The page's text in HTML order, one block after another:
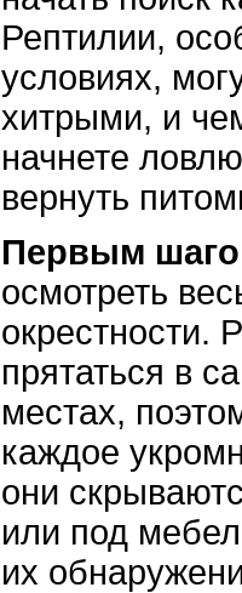
Рептилии,
условиях,
хитрыми, и
начнете
вернуть
Первым
осмотреть
окрестности.
прятаться в
местах,
каждое
они
или под
их